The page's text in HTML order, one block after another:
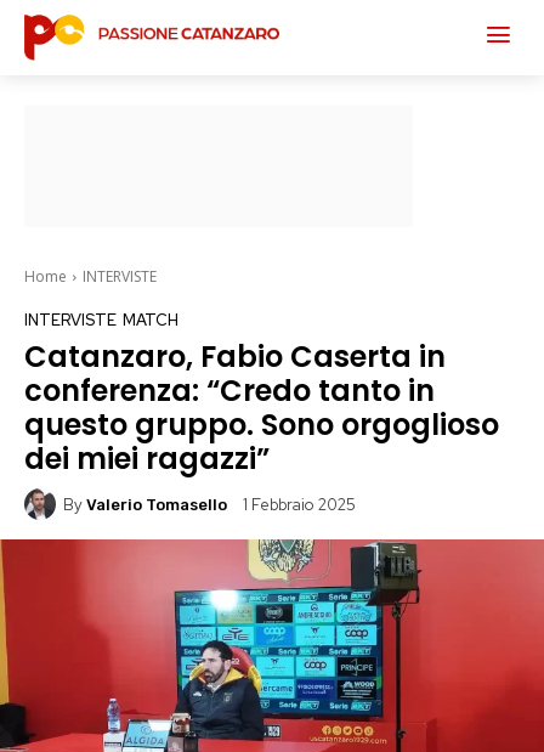
Home INTERVISTE
INTERVISTE MATCH
Catanzaro, Fabio Caserta in
conferenza: “Credo tanto in
questo gruppo. Sono orgoglioso
dei miei ragazzi”
By Valerio Tomasello 1 Febbraio 2025